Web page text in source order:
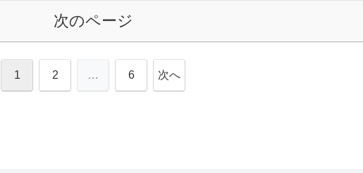
次のページ
1 2 … 6 次へ